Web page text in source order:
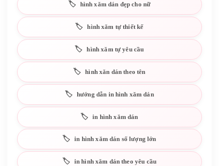
hình xăm dán đẹp cho nữ
hình xăm tự thiết kế
hình xăm tự yêu cầu
hình xăn dán theo tên
hướng dẫn in hình xăm dán
in hình xăm dán
in hình xăm dán số lượng lớn
in hình xăm dán theo yêu cầu